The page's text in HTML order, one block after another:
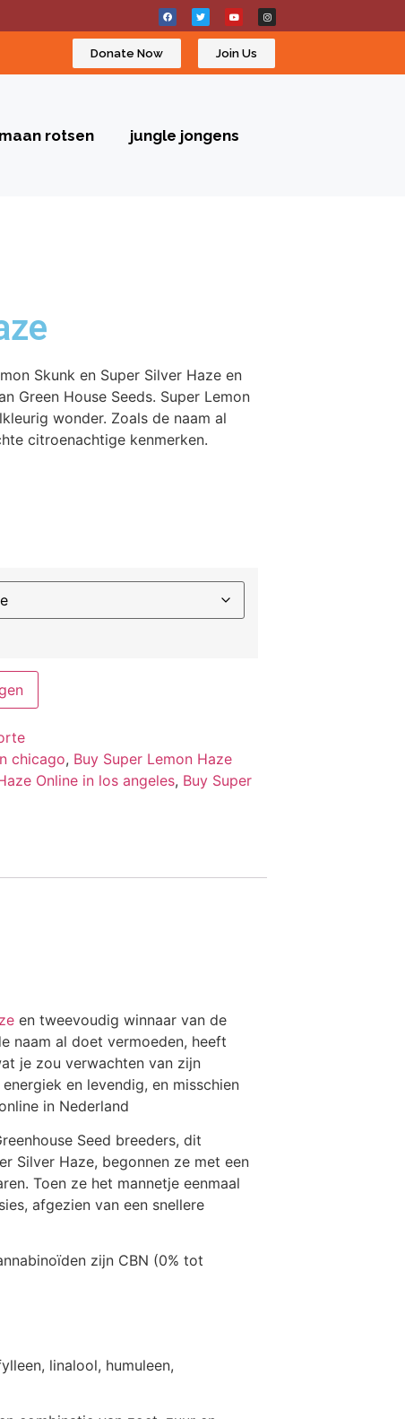
Donate Now Join Us
maan rotsen jungle jongens
Skunk en Super Silver Haze en
Green House Seeds. Super Lemon
wonder. Zoals de naam al
citroenachtige kenmerken.
chicago, Buy Super Lemon Haze
Online in los angeles, Buy Super
en tweevoudig winnaar van de
naam al doet vermoeden, heeft
je zou verwachten van zijn
en levendig, en misschien
in Nederland
Seed breeders, dit
Silver Haze, begonnen ze met een
Toen ze het mannetje eenmaal
afgezien van een snellere
zijn CBN (0% tot
linalool, humuleen,